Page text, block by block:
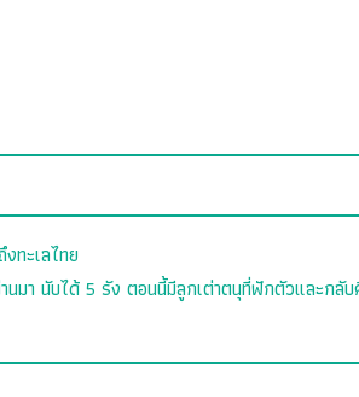
ทะเลไทย
มา นับได้ 5 รัง ตอนนี้มีลูกเต่าตนุที่ฟักตัวและกลับ